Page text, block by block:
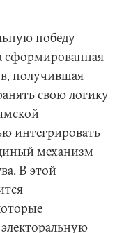
победу
сформированная
получившая
свою логику
интегрировать
механизм
В этой